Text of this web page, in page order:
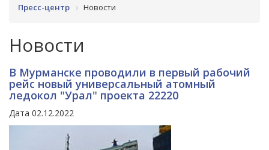
Пресс-центр Новости
Новости
В Мурманске проводили в первый рабочий
рейс новый универсальный атомный
ледокол "Урал" проекта 22220
Дата 02.12.2022